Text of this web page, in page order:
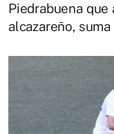
Piedrabuena
alcazareño,